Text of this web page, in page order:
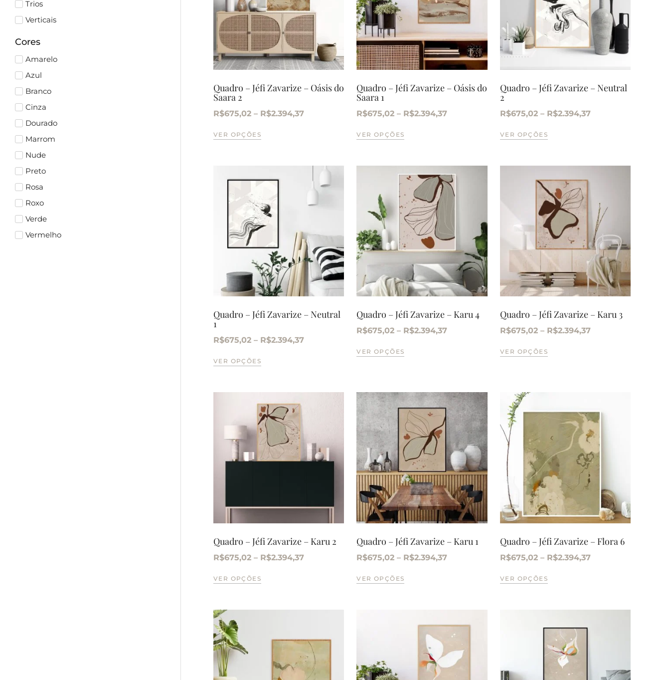
Trios
Verticais
Cores
Amarelo
Azul
Branco
Cinza
Dourado
Marrom
Nude
Preto
Rosa
Roxo
Verde
Vermelho
Quadro – Jéfi Zavarize – Oásis do
Saara 2
R$675,02 – R$2.394,37
VER OPÇÕES
Quadro – Jéfi Zavarize – Oásis do
Saara 1
R$675,02 – R$2.394,37
VER OPÇÕES
Quadro – Jéfi Zavarize – Neutral
2
R$675,02 – R$2.394,37
VER OPÇÕES
Quadro – Jéfi Zavarize – Neutral
1
R$675,02 – R$2.394,37
VER OPÇÕES
Quadro – Jéfi Zavarize – Karu 4
R$675,02 – R$2.394,37
VER OPÇÕES
Quadro – Jéfi Zavarize – Karu 3
R$675,02 – R$2.394,37
VER OPÇÕES
Quadro – Jéfi Zavarize – Karu 2
R$675,02 – R$2.394,37
VER OPÇÕES
Quadro – Jéfi Zavarize – Karu 1
R$675,02 – R$2.394,37
VER OPÇÕES
Quadro – Jéfi Zavarize – Flora 6
R$675,02 – R$2.394,37
VER OPÇÕES